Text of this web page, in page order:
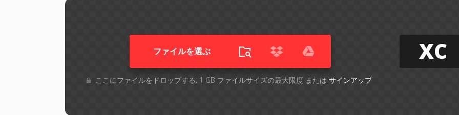
ファイルを選ぶ
ここにファイルをドロップする. 1 GB ファイルサイズの最大限度 または サインアップ
XC